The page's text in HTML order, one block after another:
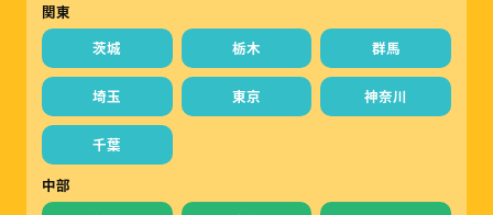
関東
茨城
栃木 群馬
埼玉 東京 神奈川
千葉
中部